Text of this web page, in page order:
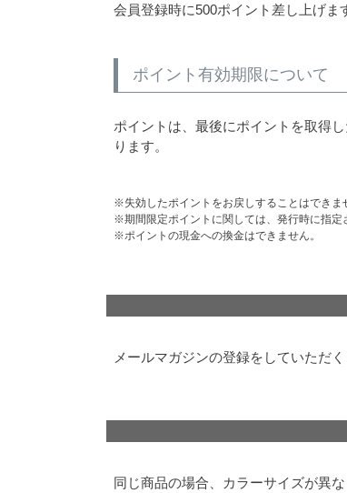
会員登録時に500ポイント差し上げま
ポイント有効期限について
ポイントは、最後にポイントを取得
ります。
失効したポイントをお戻しすることはできま
期間限定ポイントに関しては、発行時に指定
ポイントの現金への換金はできません。
メールマガジンの登録をしていただ
同じ商品の場合、カラーサイズが異